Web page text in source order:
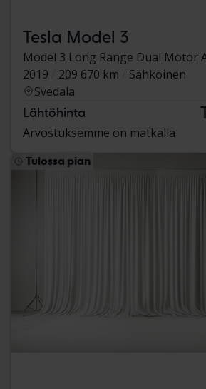
Tesla Model 3
Model 3 Long Range Dual Motor
2019
209 670 km
Sähköinen
Svedala
Lähtöhinta
Arvostuksemme on matkalla
Tulossa pian